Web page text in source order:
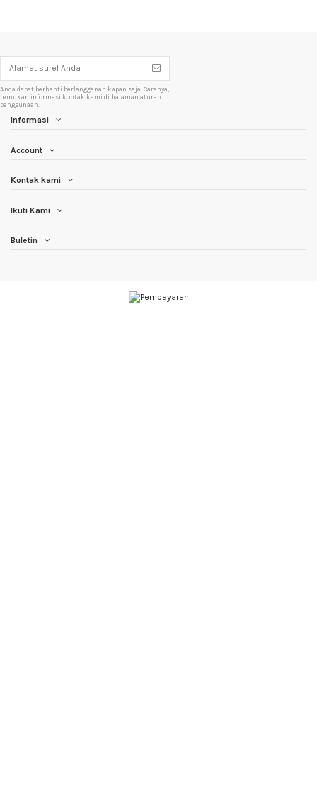
Anda dapat berhenti berlangganan kapan saja. Caranya,
temukan informasi kontak kami di halaman aturan
penggunaan.
Informasi
Account
Kontak kami
Ikuti Kami
Buletin